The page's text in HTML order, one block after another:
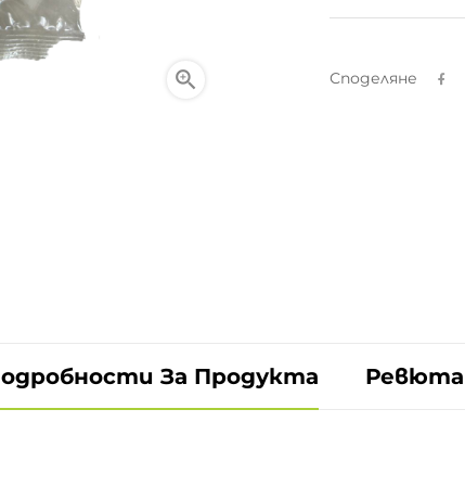
 Споделяне
За Продукта Ревюта